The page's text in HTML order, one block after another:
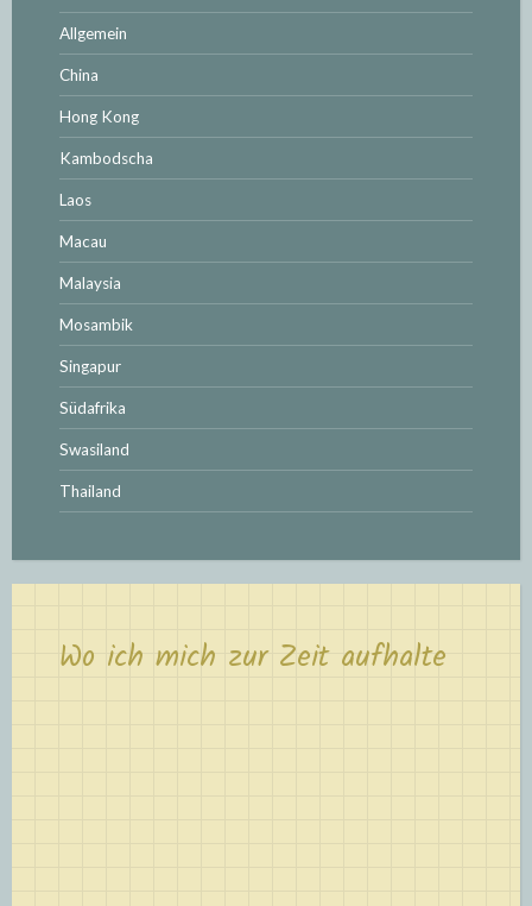
Allgemein
China
Hong Kong
Kambodscha
Laos
Macau
Malaysia
Mosambik
Singapur
Südafrika
Swasiland
Thailand
Wo ich mich zur Zeit aufhalte